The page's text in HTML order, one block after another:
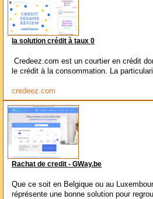
la solution crédit à taux 0
Credeez.com est un courtier en crédit
le crédit à la consommation. La
credeez.com
Rachat de credit - GWay.be
Que ce soit en Belgique ou au
réprésente une bonne solution pour